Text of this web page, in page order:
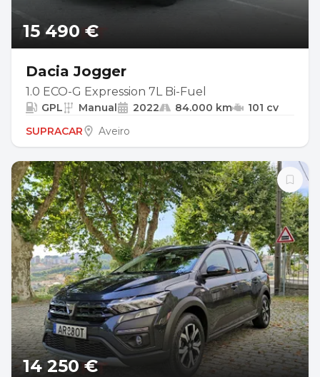
15 490 €
Dacia Jogger
1.0 ECO-G Expression 7L Bi-Fuel
GPL Manual 2022 84.000 km
101 cv
SUPRACAR
Aveiro
14 250 €